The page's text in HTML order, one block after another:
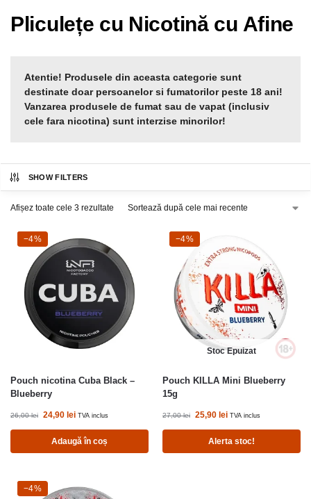
Pliculețe cu Nicotină cu Afine
Atentie! Produsele din aceasta categorie sunt
destinate doar persoanelor si fumatorilor peste 18 ani!
Vanzarea produsele de fumat sau de vapat (inclusiv
cele fara nicotina) sunt interzise minorilor!
SHOW FILTERS
Afișez toate cele 3 rezultate
-4%
−4%
Pouch nicotina Cuba Black –
Blueberry
26,00lei 24,90 lei TVA inclus
Adaugă în coș
-4%
Stoc Epuizat
−4%
Pouch KILLA Mini Blueberry
15g
27,00lei 25,90 lei TVA inclus
Alerta stoc!
-4%
−4%